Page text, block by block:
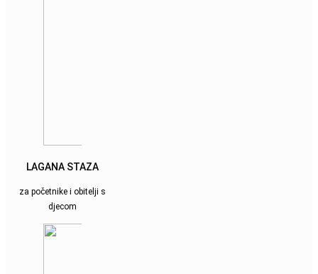
LAGANA STAZA
za početnike i obitelji s
djecom